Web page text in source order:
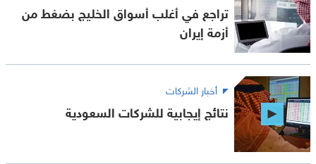
تراجع في أغلب أسواق الخليج بضغط من
أزمة إيران
أخبار الشركات
نتائج إيجابية للشركات السعودية